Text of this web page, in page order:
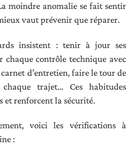
moindre anomalie se fait sentir
vaut prévenir que réparer.
insistent : tenir à jour ses
chaque contrôle technique avec
d’entretien, faire le tour de
trajet… Ces habitudes
et renforcent la sécurité.
voici les vérifications à
: